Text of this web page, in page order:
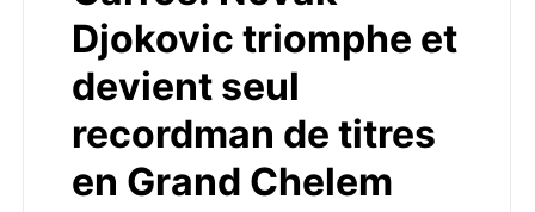
Djokovic triomphe et
devient seul
recordman de titres
en Grand Chelem